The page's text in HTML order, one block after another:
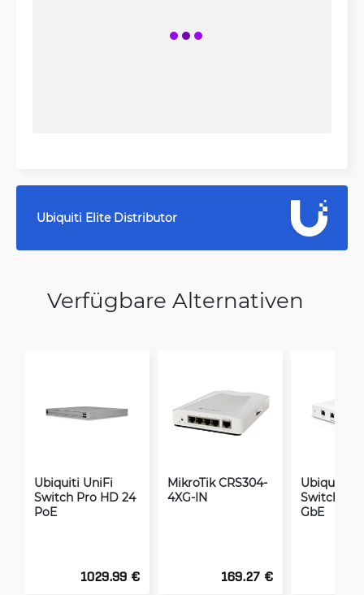
Ubiquiti Elite Distributor
Verfügbare Alternativen
Ubiquiti UniFi
Switch Pro HD 24
PoE
1029.99 €
MikroTik CRS304-
4XG-IN
169.27 €
Ubiquiti
Switch
GbE